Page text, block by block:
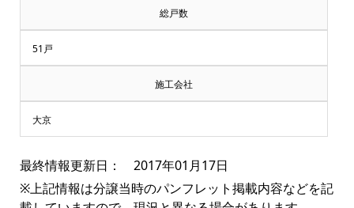
総戸数
51戸
施工会社
大京
最終情報更新日： 2017年01月17日
※上記情報は分譲当時のパンフレット掲載内容などを記